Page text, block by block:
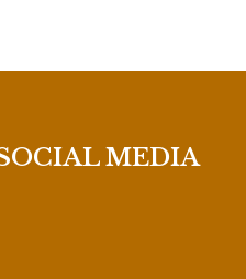
MEDIA